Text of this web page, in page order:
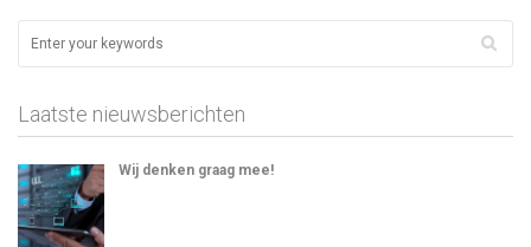
Laatste nieuwsberichten
Wij denken graag mee!